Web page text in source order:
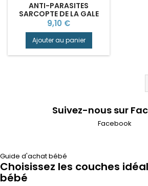
ANTI-PARASITES
SARCOPTE DE LA GALE
KING - BOMBE 250 ML
Prix
9,10 €
Ajouter au panier
Suivez-nous sur
Facebook
Guide d'achat bébé
Choisissez les couches
bébé